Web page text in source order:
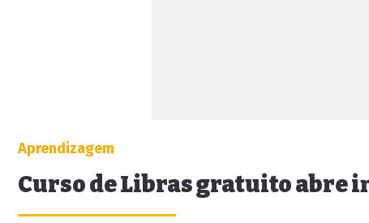
Aprendizagem
Curso de Libras gratuito abre